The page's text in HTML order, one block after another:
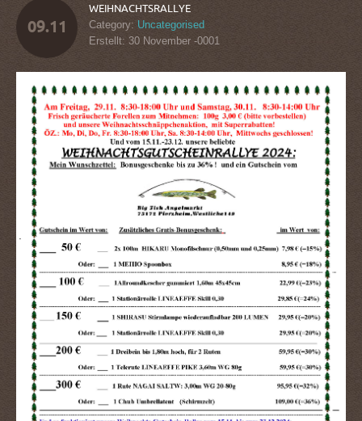
09.11
WEIHNACHTSRALLYE
Category: Uncategorised
Erstellt: 30 November -0001